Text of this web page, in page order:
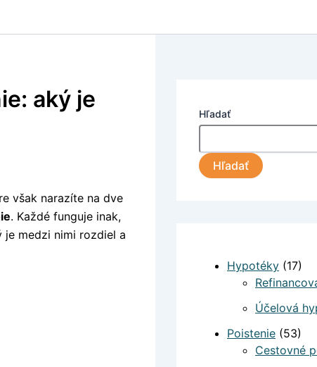
aký je
však narazíte na dve
. Každé funguje inak,
medzi nimi rozdiel a
Hľadať
Hľadať
Hypotéky (17)
Účelová
Poistenie (53)
Cestovné